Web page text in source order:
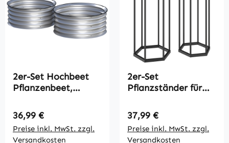
2er-Set Hochbeet
Pflanzenbeet,
Hochbett, 2 Stück,
ohne Boden, Ø60 x
30 cm. Silber
Regulärer Preis:
36,99 €
Preise inkl. MwSt. zzgl.
Versandkosten
2er-Set
Pflanzständer für
Außenbereich,
Hexagonale Metall-
Blumentopfhalter
Regulärer Preis:
37,99 €
Preise inkl. MwSt. zzgl.
Versandkosten